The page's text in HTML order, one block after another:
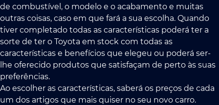
de combustível, o modelo e o acabamento e muitas
outras coisas, caso em que fará a sua escolha. Quando
tiver completado todas as características poderá ter a
sorte de ter o Toyota em stock com todas as
características e benefícios que elegeu ou poderá ser-
lhe oferecido produtos que satisfaçam de perto às suas
preferências.
Ao escolher as características, saberá os preços de cada
um dos artigos que mais quiser no seu novo carro.